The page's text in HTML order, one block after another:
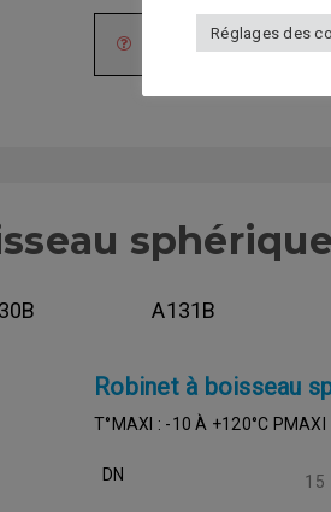
Caractéristiques
A131B
Robinet à boisseau
T°MAXI : -10 À +120°C PMAXI
DN 15
Réglages des